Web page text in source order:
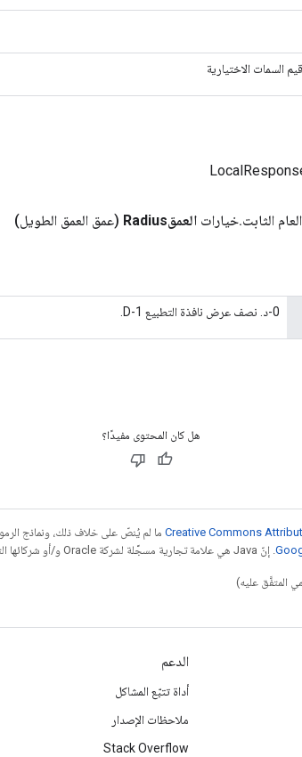
السمات الاختيارية
العام الثابت.خيارات العمقRadius (عمق العمق الطويل)
0-د. نصف عرض نافذة التطبيع 1-D.
هل كان المحتوى مفيدًا؟
ما لم يُنصّ على خلاف ذلك، ونماذج
. إنّ Java هي علامة تجارية مسجَّلة لشركة Oracle و/أو شركائها التابعين.
الدعم
أداة تتبّع المشاكل
ملاحظات الإصدار
Stack Overflow